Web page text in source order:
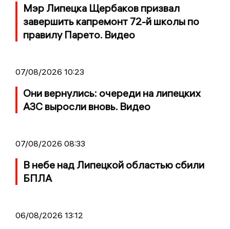
Мэр Липецка Щербаков призвал
завершить капремонт 72-й школы по
правилу Парето. Видео
07/08/2026 10:23
Они вернулись: очереди на липецких
АЗС выросли вновь. Видео
07/08/2026 08:33
В небе над Липецкой областью сбили
БПЛА
06/08/2026 13:12